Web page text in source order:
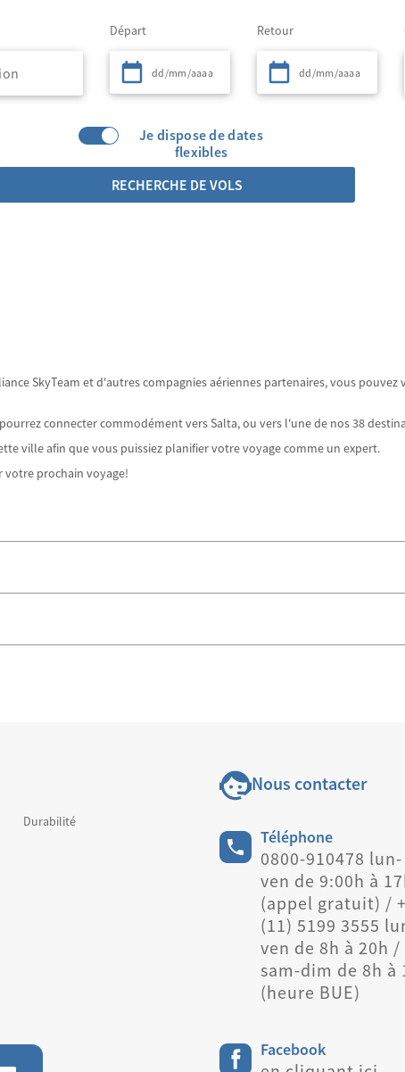
Départ Retour
Je dispose de dates
flexibles
RECHERCHE DE VOLS
SkyTeam et d'autres compagnies aériennes partenaires, vous
connecter commodément vers Salta, ou vers l'une de nos 38
ville afin que vous puissiez planifier votre voyage comme un expert.
votre prochain voyage!
Durabilité
Nous contacter
Téléphone
0800-910478 lun-
ven de 9:00h à
(appel gratuit) /
(11) 5199 3555
ven de 8h à 20h /
sam-dim de 8h à
(heure BUE)
Facebook